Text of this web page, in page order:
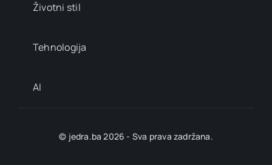
Životni stil
Tehnologija
AI
© jedra.ba 2026 - Sva prava zadržana.